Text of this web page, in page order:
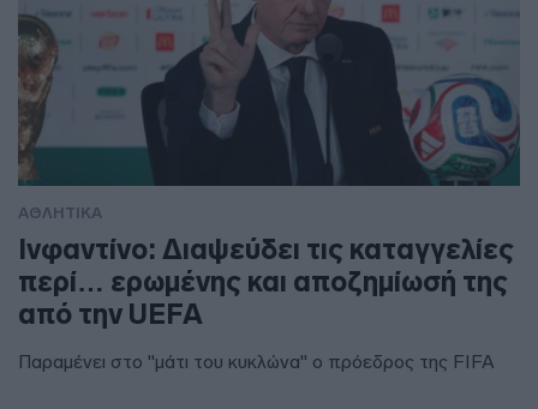
ΑΘΛΗΤΙΚΑ
Ινφαντίνο: Διαψεύδει τις καταγγελίες
περί… ερωμένης και αποζημίωσή της
από την UEFA
Παραμένει στο "μάτι του κυκλώνα" ο πρόεδρος της FIFA